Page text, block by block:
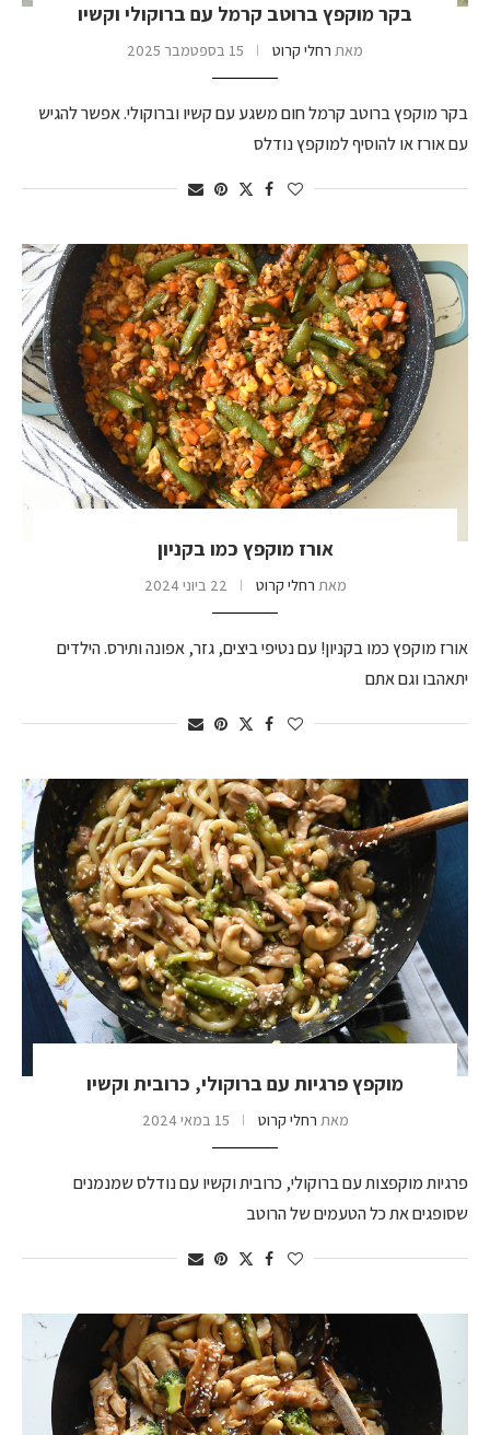
בקר מוקפץ ברוטב קרמל עם ברוקולי וקשיו
מאת רחלי קרוט 15 בספטמבר 2025
בקר מוקפץ ברוטב קרמל חום משגע עם קשיו וברוקולי. אפשר להגיש
עם אורז או להוסיף למוקפץ נודלס
אורז מוקפץ כמו בקניון
מאת רחלי קרוט 22 ביוני 2024
אורז מוקפץ כמו בקניון! עם נטיפי ביצים, גזר, אפונה ותירס. הילדים
יתאהבו וגם אתם
מוקפץ פרגיות עם ברוקולי, כרובית וקשיו
מאת רחלי קרוט 15 במאי 2024
פרגיות מוקפצות עם ברוקולי, כרובית וקשיו עם נודלס שמנמנים
שסופגים את כל הטעמים של הרוטב